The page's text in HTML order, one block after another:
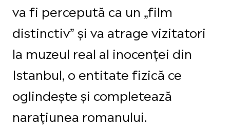
va fi percepută ca un „film
distinctiv” și va atrage vizitatori
la muzeul real al inocenței din
Istanbul, o entitate fizică ce
oglindește și completează
narațiunea romanului.